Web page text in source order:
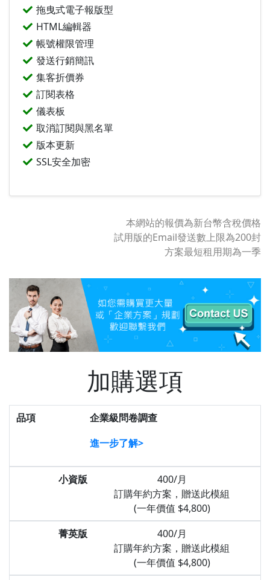
拖曳式電子報版型
HTML編輯器
帳號權限管理
發送行銷簡訊
集客折價券
訂閱表格
儀表板
取消訂閱與黑名單
版本更新
SSL安全加密
本網站的報價為新台幣含稅價格
試用版的Email發送數上限為200封
方案最短租用期為一季
加購選項
品項
企業級問卷調查
進一步了解>
小資版
400/月
訂購年約方案，贈送此模組
(一年價值 $4,800)
菁英版
400/月
訂購年約方案，贈送此模組
(一年價值 $4,800)